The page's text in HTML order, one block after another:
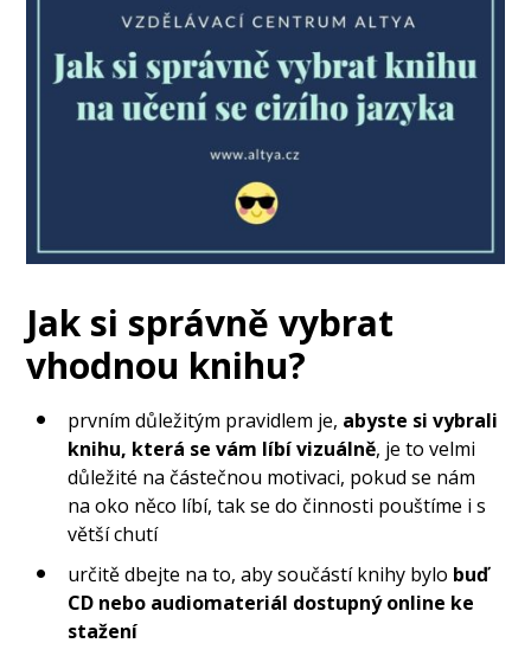
Jak si správně vybrat
vhodnou knihu?
prvním důležitým pravidlem je, abyste si vybrali
knihu, která se vám líbí vizuálně, je to velmi
důležité na částečnou motivaci, pokud se nám
na oko něco líbí, tak se do činnosti pouštíme i s
větší chutí
určitě dbejte na to, aby součástí knihy bylo buď
CD nebo audiomateriál dostupný online ke
stažení